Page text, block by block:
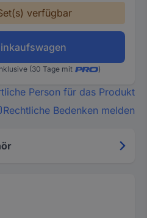
verfügbar
(30 Tage mit )
Person für das Produkt
Rechtliche Bedenken melden